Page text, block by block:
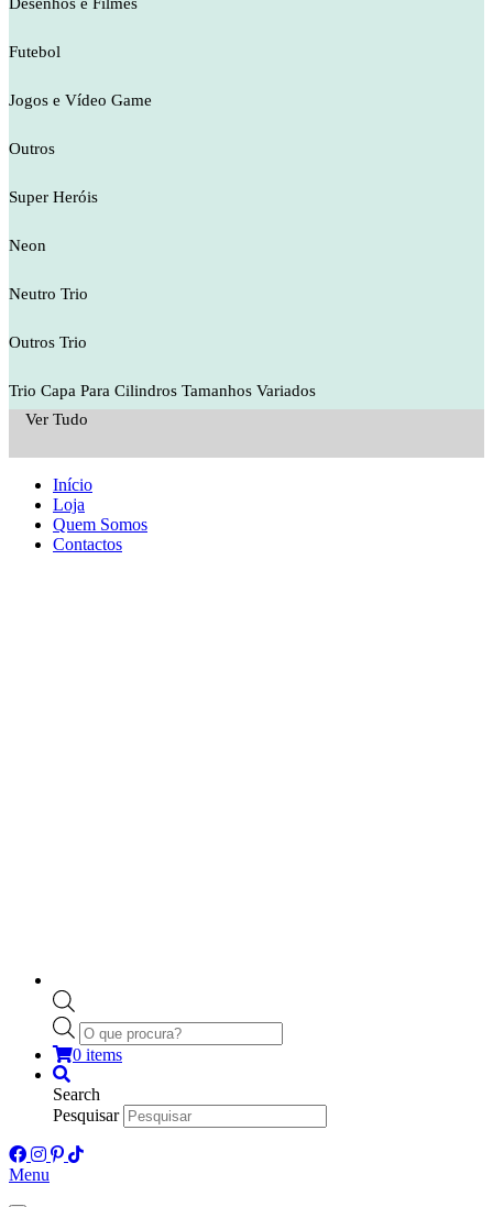
Futebol
Jogos e Vídeo Game
Outros
Super Heróis
Neon
Neutro Trio
Outros Trio
Trio Capa Para Cilindros Tamanhos Variados
Ver Tudo
Início
Loja
Quem Somos
Contactos
Products
search
0 items
Search
Pesquisar
Menu